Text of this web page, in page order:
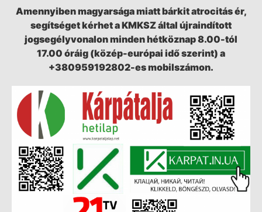
Amennyiben magyarsága miatt bárkit atrocitás ér,
segítséget kérhet a KMKSZ által újraindított
jogsegélyvonalon minden hétköznap 8.00-tól
17.00 óráig (közép-európai idő szerint) a
+380959192802-es mobilszámon.